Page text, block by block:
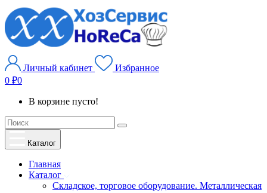
Личный кабинет
Избранное
0 ₽0
В корзине пусто!
Каталог
Главная
Каталог
Складское, торговое оборудование. Металлическая